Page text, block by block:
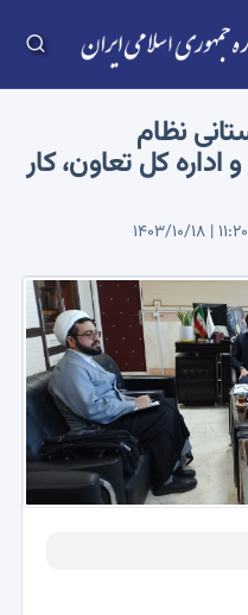
نظام
کل تعاون، کار
1403/10/18 | 11:20